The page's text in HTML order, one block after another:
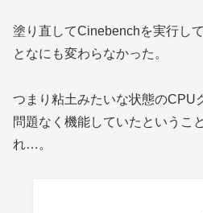
塗り直してCinebenchを実行し
となにも変わらなかった。
つまり粘土みたいな状態のCPU
問題なく機能していたというこ
れ…。